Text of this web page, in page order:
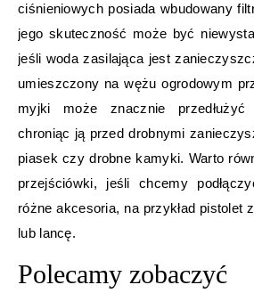
ciśnieniowych posiada wbudowany
jego skuteczność może być
jeśli woda zasilająca jest
umieszczony na wężu ogrodowym
myjki może znacznie przedłużyć
chroniąc ją przed drobnymi
piasek czy drobne kamyki. Warto
przejściówki, jeśli chcemy
różne akcesoria, na przykład pistolet
lub lancę.
Polecamy zobaczyć